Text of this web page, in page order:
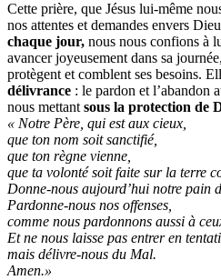
Cette prière, que Jésus lui-même
nos attentes et demandes envers
chaque jour, nous nous confions à
avancer joyeusement dans sa
protègent et comblent ses besoins.
délivrance : le pardon et l’abandon
nous mettantsous la protection de
« Notre Père, qui est aux cieux,
que ton nom soit sanctifié,
que ton règne vienne,
que ta volonté soit faite sur la terre
Donne-nous aujourd’hui notre pain
Pardonne-nous nos offenses,
comme nous pardonnons aussi à
Et ne nous laisse pas entrer en
mais délivre-nous du Mal.
Amen.»